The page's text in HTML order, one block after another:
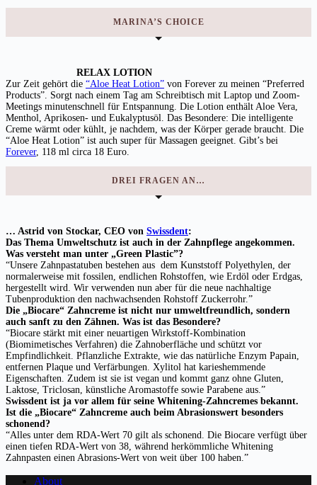
MARINA’S CHOICE
RELAX LOTION
Zur Zeit gehört die “Aloe Heat Lotion” von Forever zu meinen “Preferred
Products”. Sorgt nach einem Tag am Schreibtisch mit Laptop und Zoom-
Meetings minutenschnell für Entspannung. Die Lotion enthält Aloe Vera,
Menthol, Aprikosen- und Eukalyptusöl. Das Besondere: Die intelligente
Creme wärmt oder kühlt, je nachdem, was der Körper gerade braucht. Die
“Aloe Heat Lotion” ist auch super für Massagen geeignet. Gibt’s bei
Forever, 118 ml circa 18 Euro.
DREI FRAGEN AN…
… Astrid von Stockar, CEO von Swissdent:
Das Thema Umweltschutz ist auch in der Zahnpflege angekommen.
Was versteht man unter „Green Plastic”?
“Unsere Zahnpastatuben bestehen aus dem Kunststoff Polyethylen, der
normalerweise mit fossilen, endlichen Rohstoffen, wie Erdöl oder Erdgas,
hergestellt wird. Wir verwenden nun aber für die neue nachhaltige
Tubenproduktion den nachwachsenden Rohstoff Zuckerrohr.”
Die „Biocare“ Zahncreme ist nicht nur umweltfreundlich, sondern
auch sanft zu den Zähnen. Was ist das Besondere?
“Biocare stärkt mit einer neuartigen Wirkstoff-Kombination
(Biomimetisches Verfahren) die Zahnoberfläche und schützt vor
Empfindlichkeit. Pflanzliche Extrakte, wie das natürliche Enzym Papain,
entfernen Plaque und Verfärbungen. Xylitol hat karieshemmende
Eigenschaften. Zudem ist sie ist vegan und kommt ganz ohne Gluten,
Laktose, Triclosan, künstliche Aromastoffe sowie Parabene aus.”
Swissdent ist ja vor allem für seine Whitening-Zahncremes bekannt.
Ist die „Biocare“ Zahncreme auch beim Abrasionswert besonders
schonend?
“Alles unter dem RDA-Wert 70 gilt als schonend. Die Biocare verfügt über
einen tiefen RDA-Wert von 38, während herkömmliche Whitening
Zahnpasten einen Abrasions-Wert von weit über 100 haben.”
About